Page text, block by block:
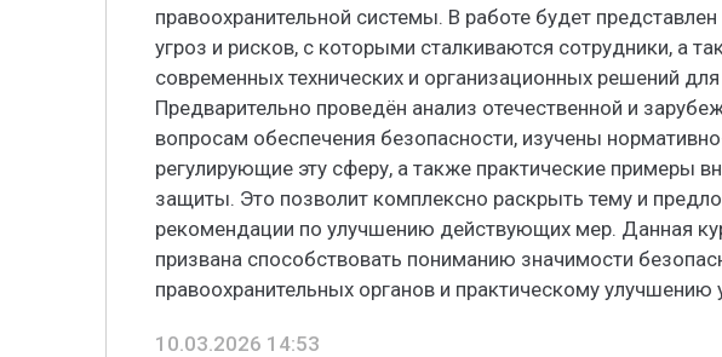
правоохранительной системы. В работе будет
угроз и рисков, с которыми сталкиваются сотрудники, а
современных технических и организационных решений
Предварительно проведён анализ отечественной и
вопросам обеспечения безопасности, изучены
регулирующие эту сферу, а также практические примеры
защиты. Это позволит комплексно раскрыть тему и
рекомендации по улучшению действующих мер. Данная
призвана способствовать пониманию значимости
правоохранительных органов и практическому улучшению
10.03.2026 14:53